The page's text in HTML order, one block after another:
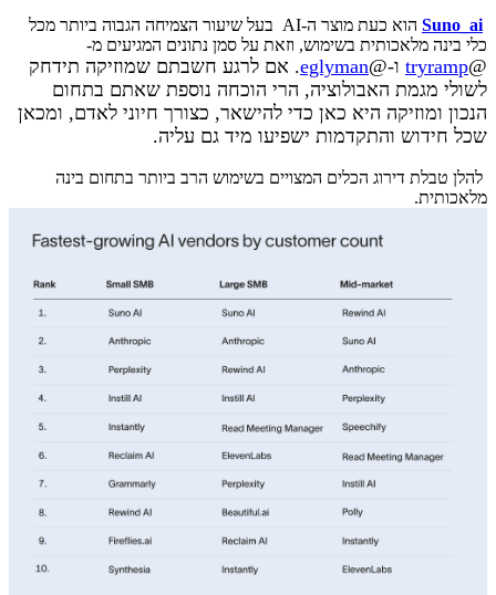
Suno_ai
הוא כעת מוצר ה-AI בעל שיעור הצמיחה הגבוה ביותר מכל
כלי בינה מלאכותית בשימוש, וזאת על סמן נתונים המגיעים מ-
@
tryramp ו-@
eglyman. אם לרגע חשבתם שמוזיקה תידחק
לשולי מגמת האבולוציה, הרי הוכחה נוספת שאתם בתחום
הנכון ומוזיקה היא כאן כדי להישאר, כצורך חיוני לאדם, ומכאן
שכל חידוש והתקדמות ישפיעו מיד גם עליה.
להלן טבלת דירוג הכלים המצויים בשימוש הרב ביותר בתחום בינה
מלאכותית.